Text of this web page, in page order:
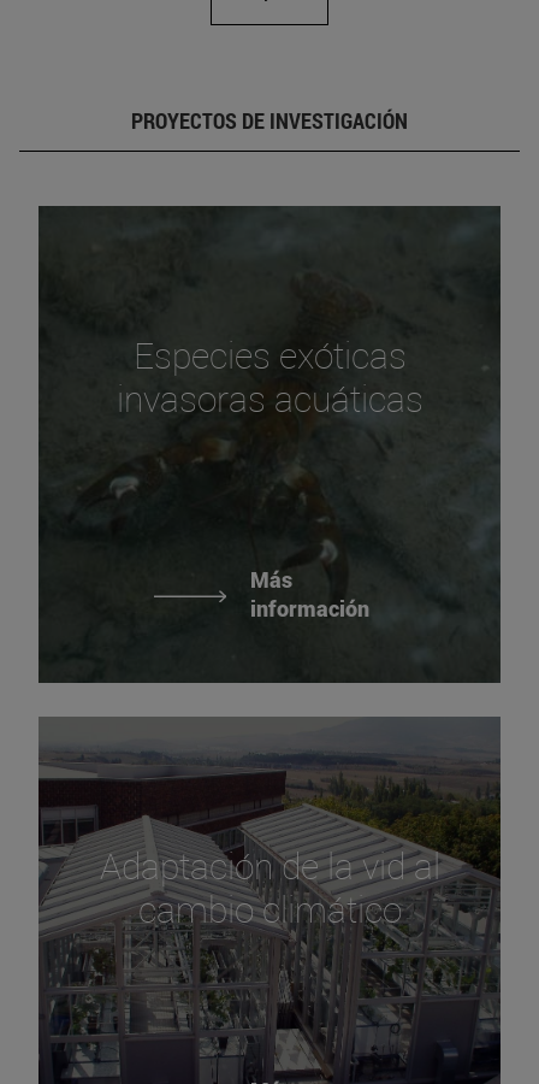
PROYECTOS DE INVESTIGACIÓN
Especies exóticas
invasoras acuáticas
Más
información
Adaptación de la vid al
cambio climático